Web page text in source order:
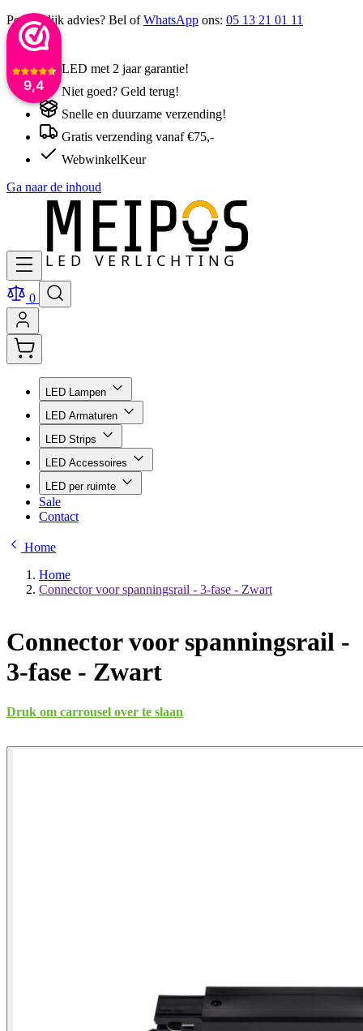
9,4
Persoonlijk advies? Bel ofWhatsApp ons: 05 13 21 01 11
LED met 2 jaar garantie!
Niet goed? Geld terug!
Snelle en duurzame verzending!
Gratis verzending vanaf €75,-
WebwinkelKeur
Ga naar de inhoud
0
LED Lampen
LED Armaturen
LED Strips
LED Accessoires
LED per ruimte
Sale
Contact
Home
Home
Connector voor spanningsrail - 3-fase - Zwart
Connector voor spanningsrail -
3-fase - Zwart
Druk om carrousel over te slaan